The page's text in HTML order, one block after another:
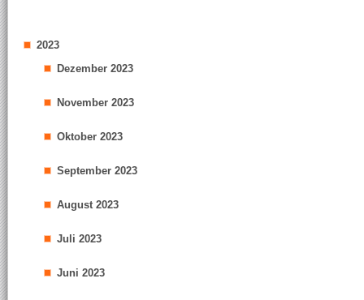
2023
Dezember 2023
November 2023
Oktober 2023
September 2023
August 2023
Juli 2023
Juni 2023